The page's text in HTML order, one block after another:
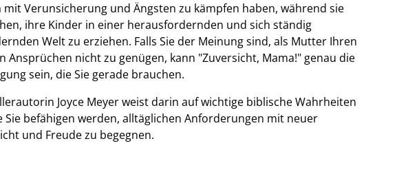
mit Verunsicherung und Ängsten zu kämpfen haben, während sie
ihre Kinder in einer herausfordernden und sich ständig
Welt zu erziehen. Falls Sie der Meinung sind, als Mutter Ihren
Ansprüchen nicht zu genügen, kann "Zuversicht, Mama!" genau die
sein, die Sie gerade brauchen.
Joyce Meyer weist darin auf wichtige biblische Wahrheiten
Sie befähigen werden, alltäglichen Anforderungen mit neuer
und Freude zu begegnen.